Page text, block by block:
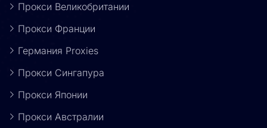
Прокси Великобритании
Прокси Франции
Германия Proxies
Прокси Сингапура
Прокси Японии
Прокси Австралии